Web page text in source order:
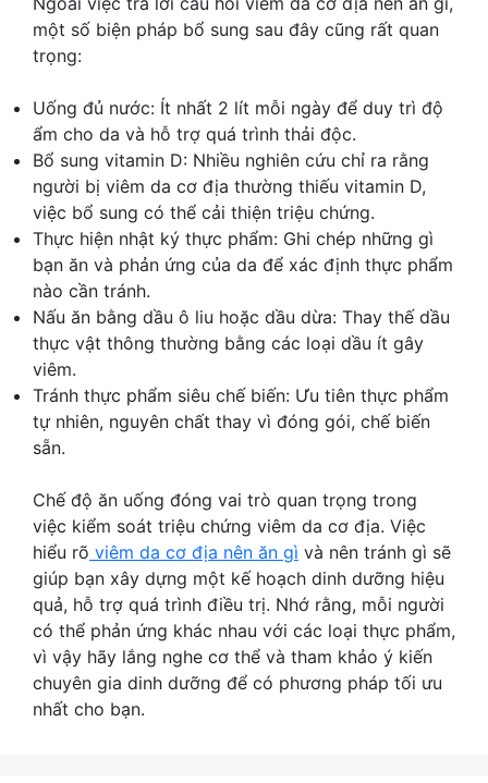
một số biện pháp bổ sung sau đây cũng rất quan
trọng:
Uống đủ nước: Ít nhất 2 lít mỗi ngày để duy trì độ
ẩm cho da và hỗ trợ quá trình thải độc.
Bổ sung vitamin D: Nhiều nghiên cứu chỉ ra rằng
người bị viêm da cơ địa thường thiếu vitamin D,
việc bổ sung có thể cải thiện triệu chứng.
Thực hiện nhật ký thực phẩm: Ghi chép những gì
bạn ăn và phản ứng của da để xác định thực phẩm
nào cần tránh.
Nấu ăn bằng dầu ô liu hoặc dầu dừa: Thay thế dầu
thực vật thông thường bằng các loại dầu ít gây
viêm.
Tránh thực phẩm siêu chế biến: Ưu tiên thực phẩm
tự nhiên, nguyên chất thay vì đóng gói, chế biến
sẵn.
Chế độ ăn uống đóng vai trò quan trọng trong
việc kiểm soát triệu chứng viêm da cơ địa. Việc
hiểu rõ viêm da cơ địa nên ăn gì và nên tránh gì sẽ
giúp bạn xây dựng một kế hoạch dinh dưỡng hiệu
quả, hỗ trợ quá trình điều trị. Nhớ rằng, mỗi người
có thể phản ứng khác nhau với các loại thực phẩm,
vì vậy hãy lắng nghe cơ thể và tham khảo ý kiến
chuyên gia dinh dưỡng để có phương pháp tối ưu
nhất cho bạn.